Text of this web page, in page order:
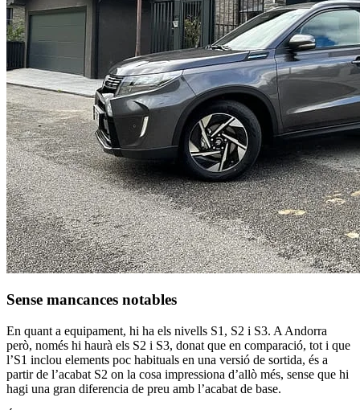
Sense mancances notables
En quant a equipament, hi ha els nivells S1, S2 i S3. A Andorra
però, només hi haurà els S2 i S3, donat que en comparació, tot i que
l’S1 inclou elements poc habituals en una versió de sortida, és a
partir de l’acabat S2 on la cosa impressiona d’allò més, sense que hi
hagi una gran diferencia de preu amb l’acabat de base.